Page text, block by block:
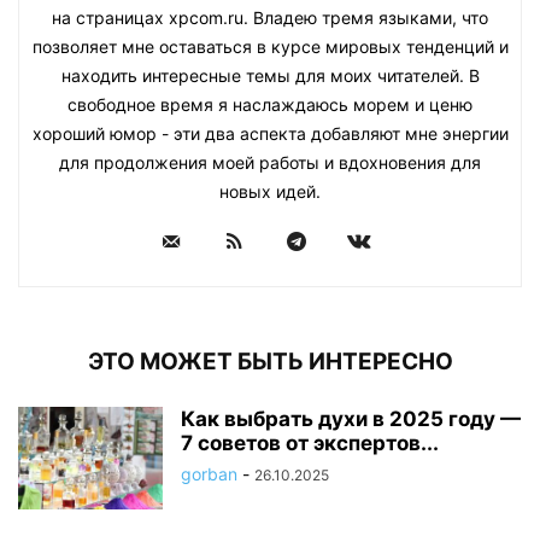
на страницах xpcom.ru. Владею тремя языками, что
позволяет мне оставаться в курсе мировых тенденций и
находить интересные темы для моих читателей. В
свободное время я наслаждаюсь морем и ценю
хороший юмор - эти два аспекта добавляют мне энергии
для продолжения моей работы и вдохновения для
новых идей.
ЭТО МОЖЕТ БЫТЬ ИНТЕРЕСНО
Как выбрать духи в 2025 году —
7 советов от экспертов...
gorban - 26.10.2025